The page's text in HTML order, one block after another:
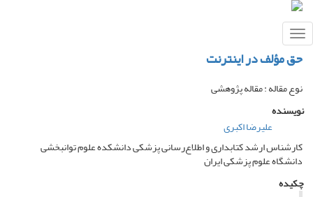
Toggle
navigation
حق مؤلف در اینترنت
نوع مقاله : مقاله پژوهشی
نویسنده
علیرضا اکبری
کارشناس ارشد کتابداری و اطلاع‌رسانی پزشکی دانشکده علوم توانبخشی
دانشگاه علوم پزشکی ایران
چکیده